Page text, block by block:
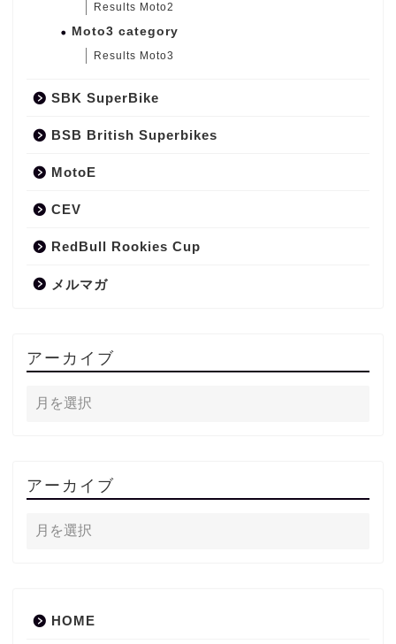
Results Moto2
Moto3 category
Results Moto3
SBK SuperBike
BSB British Superbikes
MotoE
CEV
RedBull Rookies Cup
メルマガ
アーカイブ
アーカイブ
HOME